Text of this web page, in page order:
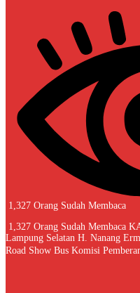
1,327 Orang Sudah Membaca
1,327 Orang Sudah Membaca
Lampung Selatan H. Nanang
Road Show Bus Komisi